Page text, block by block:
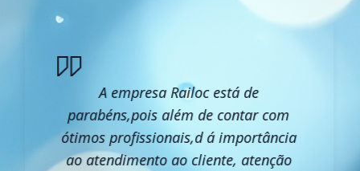
A empresa Railoc está de
parabéns,pois além de contar com
ótimos profissionais,d á importância
ao atendimento ao cliente, atenção